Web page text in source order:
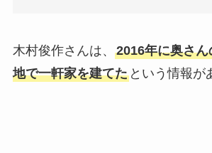
木村俊作さんは、 2016年に奥さ
地で一軒家を建てたという情報が